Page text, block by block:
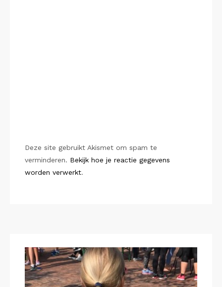
Deze site gebruikt Akismet om spam te
verminderen. Bekijk hoe je reactie gegevens
worden verwerkt.